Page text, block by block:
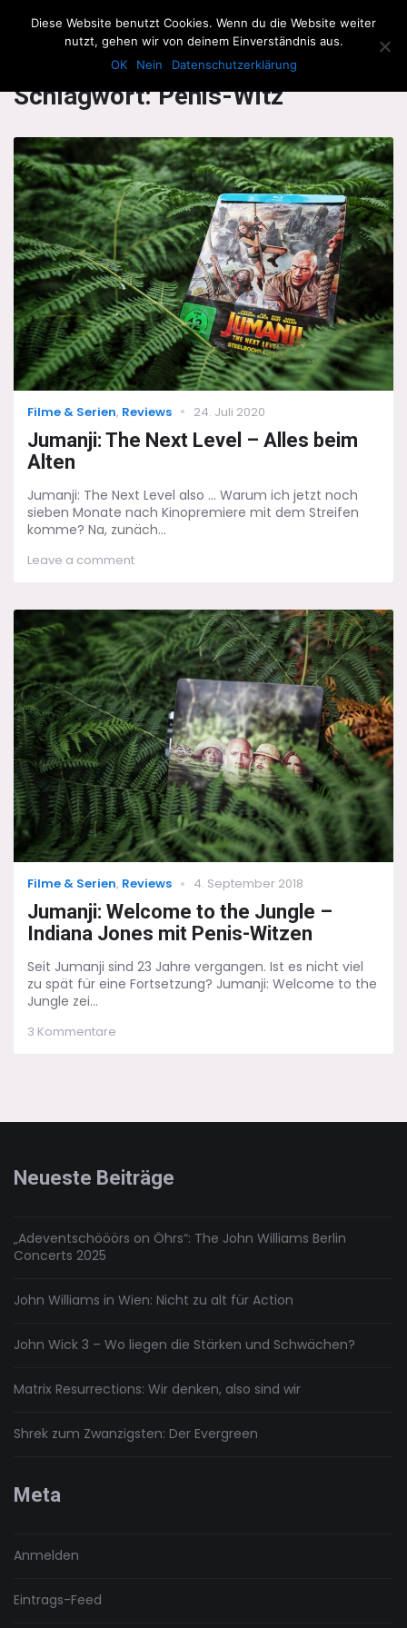
The Howling Men
Schlagwort:Penis-Witz
Categories
Filme & Serien, Reviews
Posted
24. Juli 2020
Jumanji: The Next Level – Alles beim
Alten
Jumanji: The Next Level also ... Warum ich jetzt noch
sieben Monate nach Kinopremiere mit dem Streifen
komme? Na, zunäch...
Leave a commenton
Next
Level
–
Alles
beim
Alten
Categories
Filme & Serien, Reviews
Posted
4. September 2018
Jumanji: Welcome to the Jungle –
Indiana Jones mit Penis-Witzen
Seit Jumanji sind 23 Jahre vergangen. Ist es nicht viel
zu spät für eine Fortsetzung? Jumanji: Welcome to the
Jungle zei...
3 Kommentare
mit
Neueste Beiträge
„Adeventschööörs on Öhrs“: The John Williams Berlin
Concerts 2025
John Williams in Wien: Nicht zu alt für Action
John Wick 3 – Wo liegen die Stärken und Schwächen?
Matrix Resurrections: Wir denken, also sind wir
Shrek zum Zwanzigsten: Der Evergreen
Meta
Anmelden
Eintrags-Feed
Diese Website benutzt Cookies. Wenn du die Website weiter
nutzt, gehen wir von deinem Einverständnis aus.
OK
Nein Datenschutzerklärung